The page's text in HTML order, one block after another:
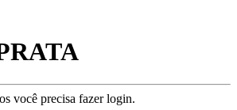
você precisa fazer login.